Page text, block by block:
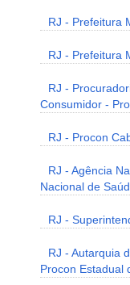
RJ - Prefeitura
RJ - Prefeitura
RJ -
Consumidor -
RJ - Procon
RJ - Agência
Nacional de
RJ -
RJ - Autarquia
Procon Estadual